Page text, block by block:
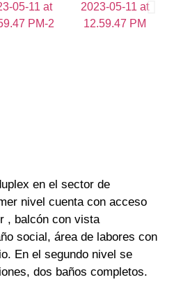
en el sector de
nivel cuenta con acceso
, balcón con vista
social, área de labores con
En el segundo nivel se
dos baños completos.